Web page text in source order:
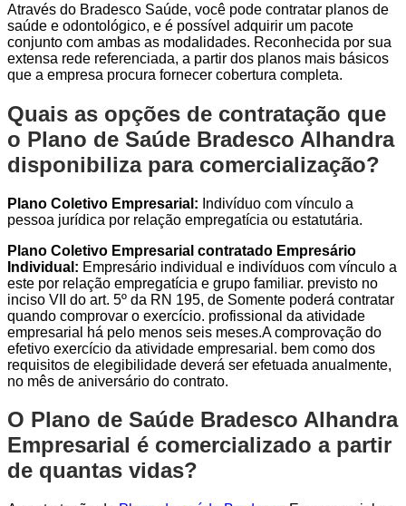
Através do Bradesco Saúde, você pode contratar planos de
saúde e odontológico, e é possível adquirir um pacote
conjunto com ambas as modalidades. Reconhecida por sua
extensa rede referenciada, a partir dos planos mais básicos
que a empresa procura fornecer cobertura completa.
Quais as opções de contratação que
o Plano de Saúde Bradesco Alhandra
disponibiliza para comercialização?
Plano Coletivo Empresarial: Indivíduo com vínculo a
pessoa jurídica por relação empregatícia ou estatutária.
Plano Coletivo Empresarial contratado Empresário
Individual: Empresário individual e indivíduos com vínculo a
este por relação empregatícia e grupo familiar. previsto no
inciso VII do art. 5º da RN 195, de Somente poderá contratar
quando comprovar o exercício. profissional da atividade
empresarial há pelo menos seis meses.A comprovação do
efetivo exercício da atividade empresarial. bem como dos
requisitos de elegibilidade deverá ser efetuada anualmente,
no mês de aniversário do contrato.
O Plano de Saúde Bradesco Alhandra
Empresarial é comercializado a partir
de quantas vidas?